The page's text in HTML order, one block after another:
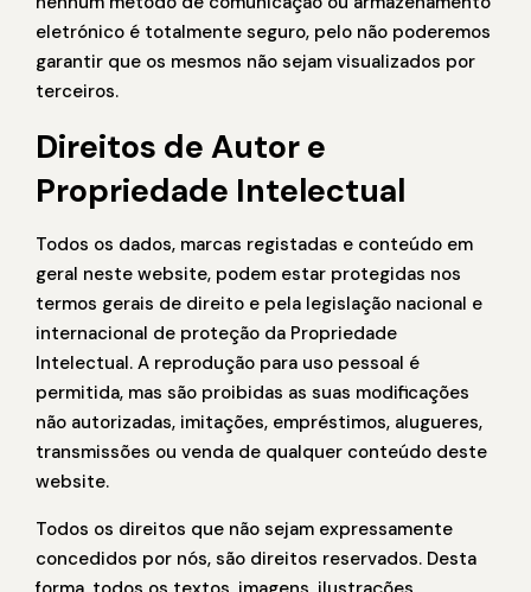
eletrónico é totalmente seguro, pelo não poderemos
garantir que os mesmos não sejam visualizados por
terceiros.
Direitos de Autor e
Propriedade Intelectual
Todos os dados, marcas registadas e conteúdo em
geral neste website, podem estar protegidas nos
termos gerais de direito e pela legislação nacional e
internacional de proteção da Propriedade
Intelectual. A reprodução para uso pessoal é
permitida, mas são proibidas as suas modificações
não autorizadas, imitações, empréstimos, alugueres,
transmissões ou venda de qualquer conteúdo deste
website.
Todos os direitos que não sejam expressamente
concedidos por nós, são direitos reservados. Desta